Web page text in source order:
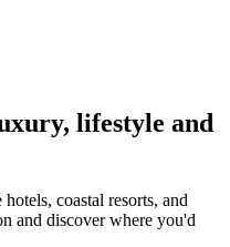
lifestyle and
coastal resorts, and
and discover where you'd